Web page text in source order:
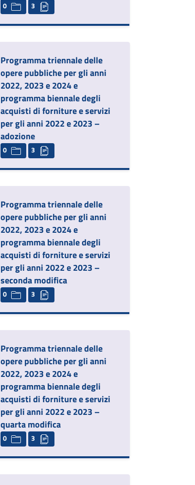
0 3
Programma triennale delle
opere pubbliche per gli anni
2022, 2023 e 2024 e
programma biennale degli
acquisti di forniture e servizi
per gli anni 2022 e 2023 –
adozione
0 3
Programma triennale delle
opere pubbliche per gli anni
2022, 2023 e 2024 e
programma biennale degli
acquisti di forniture e servizi
per gli anni 2022 e 2023 –
seconda modifica
0 3
Programma triennale delle
opere pubbliche per gli anni
2022, 2023 e 2024 e
programma biennale degli
acquisti di forniture e servizi
per gli anni 2022 e 2023 –
quarta modifica
0 3